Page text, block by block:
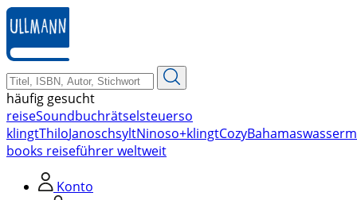
zum
Hauptinhalt
springen
häufig gesucht
reiseSoundbuchrätselsteuerso
klingtThiloJanoschsyltNinoso+klingtCozyBahamas
books reiseführer weltweit
Konto